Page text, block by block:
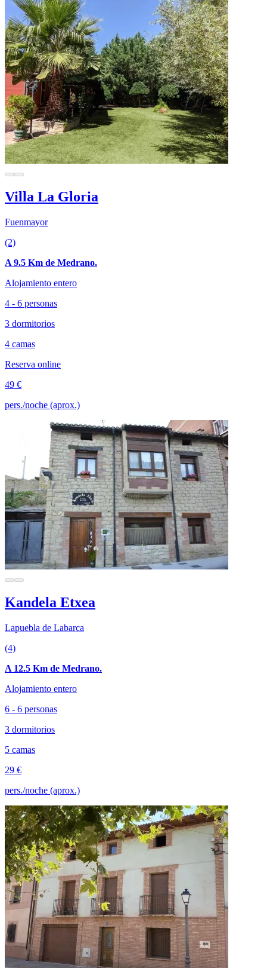
Villa La Gloria
Fuenmayor
(2)
A 9.5 Km de Medrano.
Alojamiento entero
4 - 6 personas
3 dormitorios
4 camas
Reserva online
49 €
pers./noche (aprox.)
Kandela Etxea
Lapuebla de Labarca
(4)
A 12.5 Km de Medrano.
Alojamiento entero
6 - 6 personas
3 dormitorios
5 camas
29 €
pers./noche (aprox.)